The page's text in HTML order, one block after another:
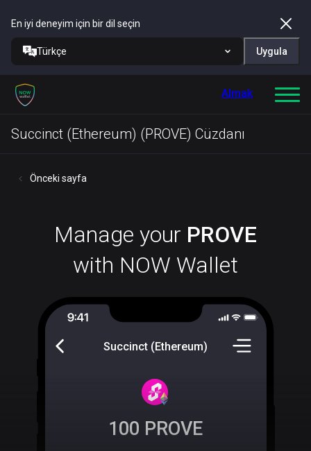
En iyi deneyim için bir dil seçin
Türkçe Uygula
Almak
Succinct (Ethereum) (PROVE) Cüzdanı
Önceki sayfa
Manage your PROVE
with NOW Wallet
Succinct (Ethereum)
100 PROVE